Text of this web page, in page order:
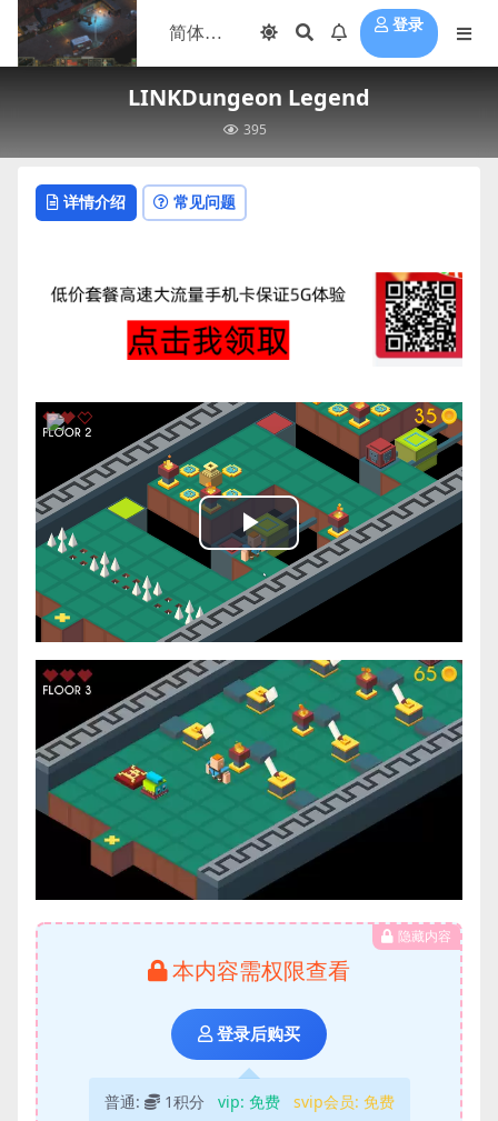
登录
LINKDungeon Legend
395
详情介绍 常见问题
Play
Video
隐藏内容
本内容需权限查看
登录后购买
普通: 1积分 vip: 免费 svip会员: 免费